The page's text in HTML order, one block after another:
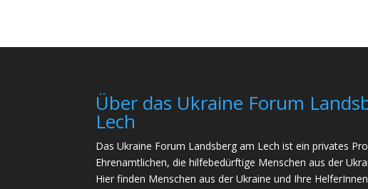
Über das Ukraine Forum
Lech
Das Ukraine Forum Landsberg am Lech ist ein privates
Ehrenamtlichen, die hilfebedürftige Menschen aus der
Hier finden Menschen aus der Ukraine und Ihre